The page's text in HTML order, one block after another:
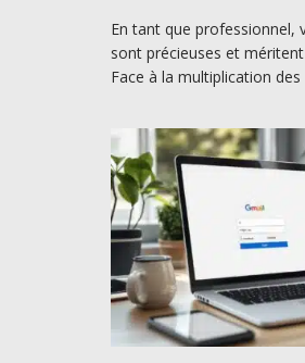
En tant que professionnel,
sont précieuses et
Face à la multiplication